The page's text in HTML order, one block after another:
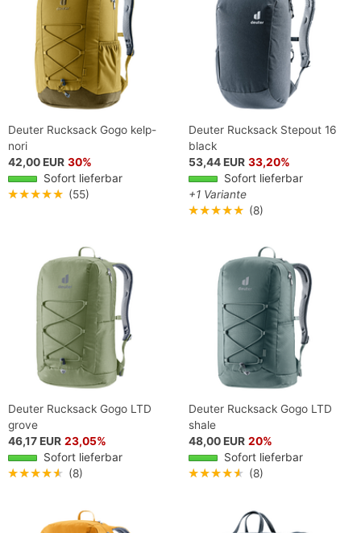
Deuter Rucksack Gogo kelp-
nori
42,00 EUR 30%
Sofort lieferbar
★★★★★ (55)
Deuter Rucksack Stepout 16
black
53,44 EUR 33,20%
Sofort lieferbar
+1 Variante
★★★★★ (8)
Deuter Rucksack Gogo LTD
grove
46,17 EUR 23,05%
Sofort lieferbar
★★★★★ (8)
Deuter Rucksack Gogo LTD
shale
48,00 EUR 20%
Sofort lieferbar
★★★★★ (8)